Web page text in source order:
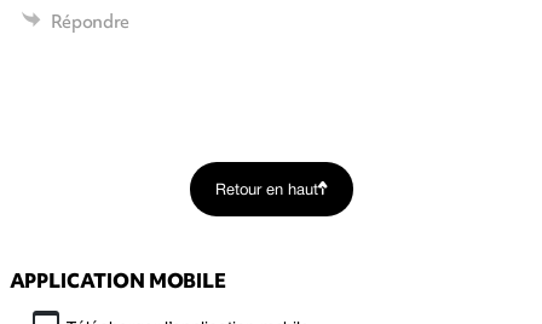
Répondre
Retour en haut
APPLICATION MOBILE